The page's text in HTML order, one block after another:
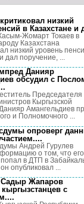
низкий
в Казахстане и
Жомарт Токаев в
Казахстана
низкий уровень
дал поручение, ...
Данияр
обсудил с
.
Председателя
Кыргызской
Амангельдиев
и Полномочного ...
опроверг
.
Андрей Гурулев
о том, что его
в ДТП в
опубликовал ...
Садыр Жапаров
с
.